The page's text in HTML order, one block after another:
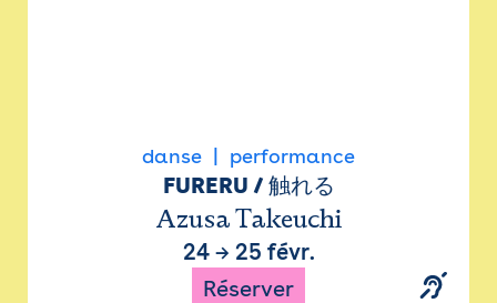
danse performance
FURERU / 触れる
Azusa Takeuchi
24→ 25 févr.
Réserver